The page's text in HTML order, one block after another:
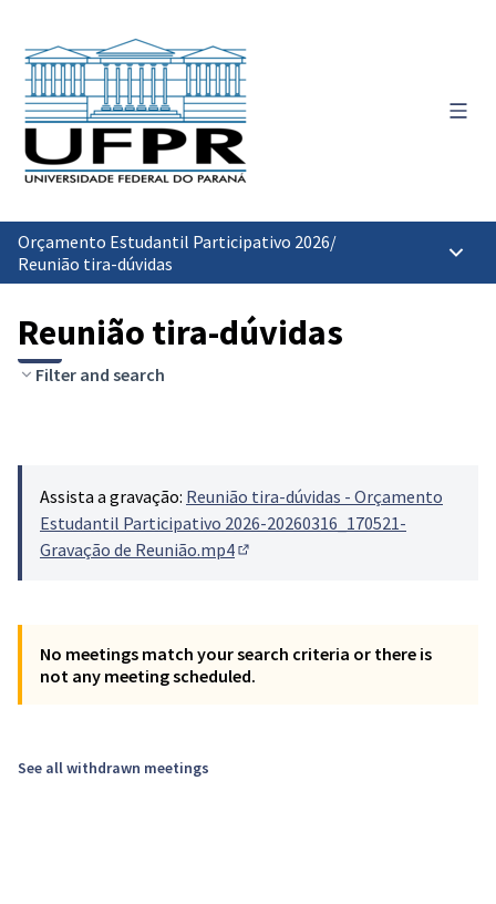
Orçamento Estudantil Participativo 2026/
Reunião tira-dúvidas
Reunião tira-dúvidas
Filter and search
Assista a gravação: Reunião tira-dúvidas - Orçamento
Estudantil Participativo 2026-20260316_170521-
Gravação de Reunião.mp4
No meetings match your search criteria or there is
not any meeting scheduled.
See all withdrawn meetings